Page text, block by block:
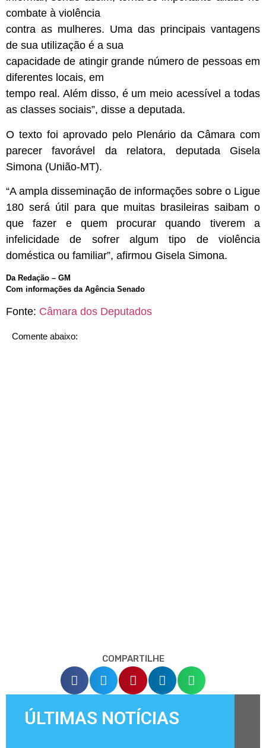
combate à violência
contra as mulheres. Uma das principais vantagens
de sua utilização é a sua
capacidade de atingir grande número de pessoas em
diferentes locais, em
tempo real. Além disso, é um meio acessível a todas
as classes sociais”, disse a deputada.
O texto foi aprovado pelo Plenário da Câmara com
parecer favorável da relatora, deputada Gisela
Simona (União-MT).
“A ampla disseminação de informações sobre o Ligue
180 será útil para que muitas brasileiras saibam o
que fazer e quem procurar quando tiverem a
infelicidade de sofrer algum tipo de violência
doméstica ou familiar”, afirmou Gisela Simona.
Da Redação – GM
Com informações da Agência Senado
Fonte: Câmara dos Deputados
Comente abaixo:
COMPARTILHE
ÚLTIMAS NOTÍCIAS